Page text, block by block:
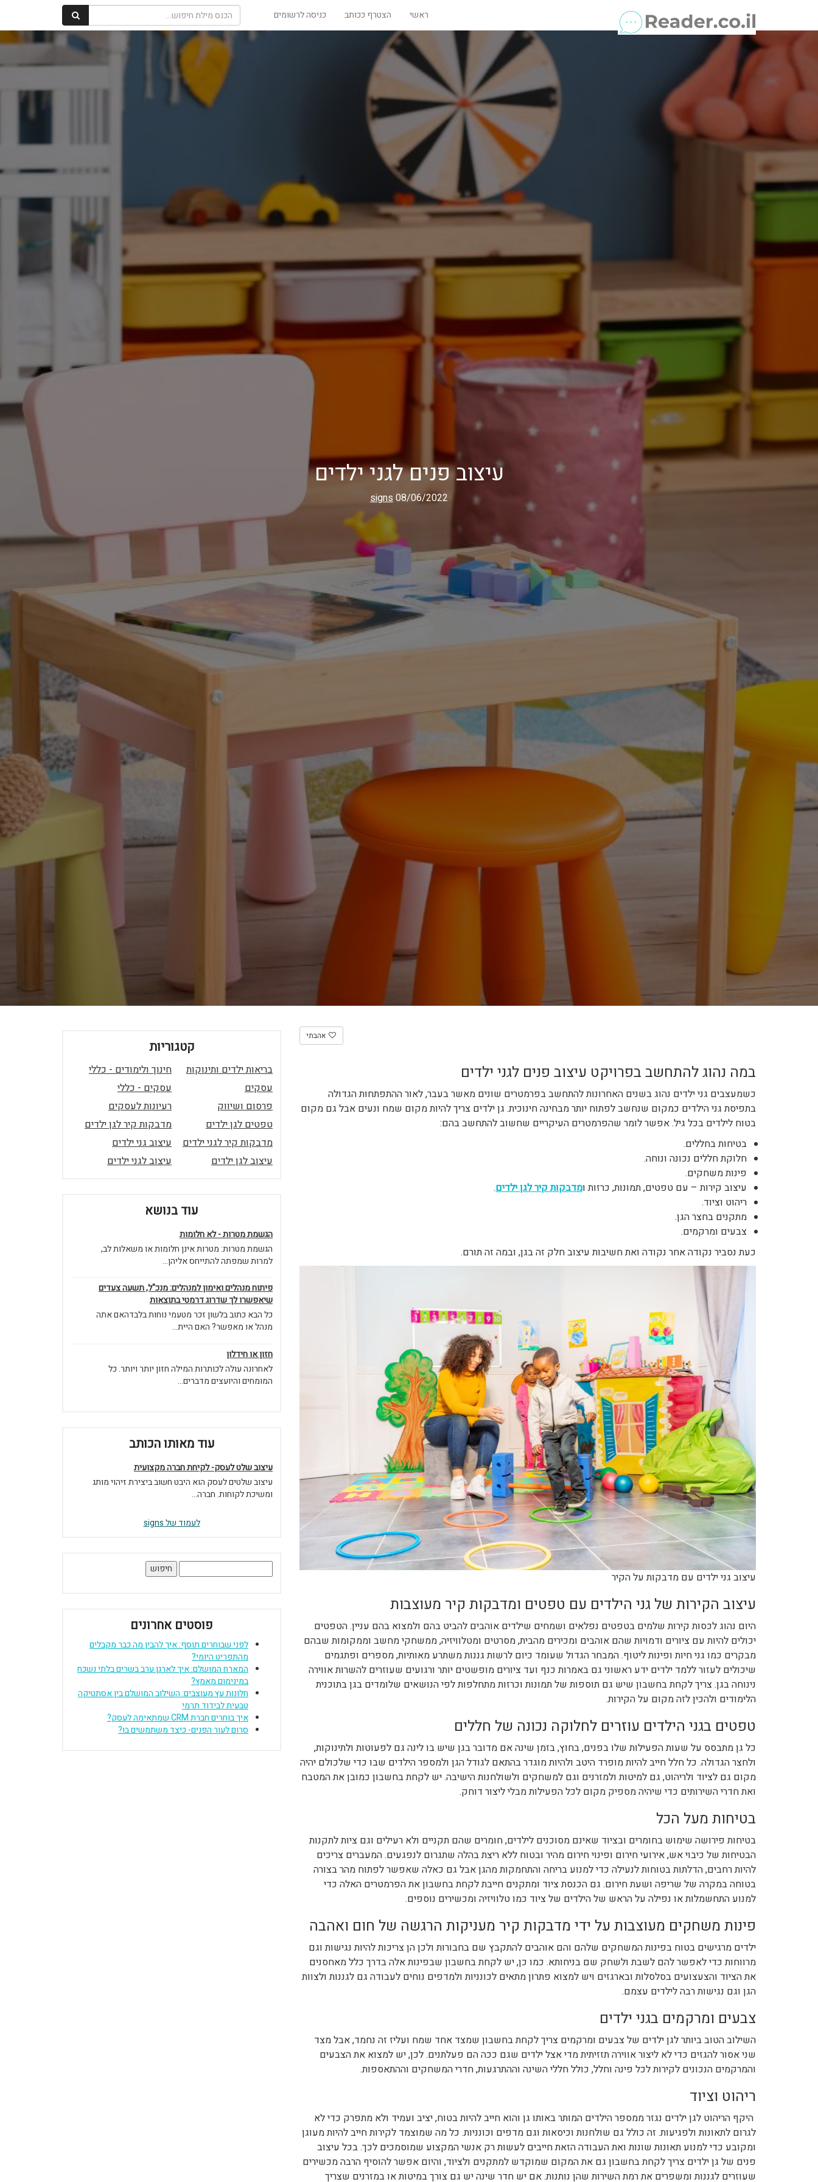
ראשי הצטרף ככותב כניסה לרשומים
עיצוב פנים לגני ילדים
signs08/06/2022
אהבתי
במה נהוג להתחשב בפרויקט עיצוב פנים לגני ילדים
כשמעצבים גני ילדים נהוג בשנים האחרונות להתחשב בפרמטרים שונים מאשר בעבר, לאור ההתפתחות הגדולה
בתפיסת גני הילדים כמקום שנחשב לפתוח יותר מבחינה חינוכית. גן ילדים צריך להיות מקום שמח ונעים אבל גם מקום
בטוח לילדים בכל גיל. אפשר לומר שהפרמטרים העיקריים שחשוב להתחשב בהם:
בטיחות בחללים.
חלוקת חללים נכונה ונוחה.
פינות משחקים.
עיצוב קירות – עם טפטים, תמונות, כרזות ומדבקות קיר לגן ילדים.
ריהוט וציוד.
מתקנים בחצר הגן.
צבעים ומרקמים.
כעת נסביר נקודה אחר נקודה ואת חשיבות עיצוב חלק זה בגן, ובמה זה תורם.
עיצוב גני ילדים עם מדבקות על הקיר
עיצוב הקירות של גני הילדים עם טפטים ומדבקות קיר מעוצבות
היום נהוג לכסות קירות שלמים בטפטים נפלאים ושמחים שילדים אוהבים להביט בהם ולמצוא בהם עניין. הטפטים
יכולים להיות עם ציורים ודמויות שהם אוהבים ומכירים מהבית, מסרטים ומטלוויזיה, ממשחקי מחשב וממקומות שבהם
מבקרים כמו גני חיות ופינות ליטוף. המבחר הגדול שעומד כיום לרשות גננות משתרע מאותיות, מספרים ופתגמים
שיכולים לעזור ללמד ילדים ידע ראשוני גם באמרות כנף ועד ציורים מופשטים יותר ורגועים שעוזרים להשרות אווירה
נינוחה בגן. צריך לקחת בחשבון שיש גם תוספות של תמונות וכרזות מתחלפות לפי הנושאים שלומדים בגן בתוכנית
הלימודים ולהכין לזה מקום על הקירות.
טפטים בגני הילדים עוזרים לחלוקה נכונה של חללים
כל גן מתבסס על שעות הפעילות שלו בפנים, בחוץ, בזמן שינה אם מדובר בגן שיש בו לינה גם לפעוטות ולתינוקות,
ולחצר הגדולה. כל חלל חייב להיות מופרד היטב ולהיות מוגדר בהתאם לגודל הגן ולמספר הילדים שבו כדי שלכולם יהיה
מקום גם לציוד ולריהוט, גם למיטות ולמזרנים וגם למשחקים ולשולחנות הישיבה. יש לקחת בחשבון כמובן את המטבח
ואת חדרי השירותים כדי שיהיה מספיק מקום לכל הפעילות מבלי ליצור דוחק.
בטיחות מעל הכל
בטיחות פירושה שימוש בחומרים ובציוד שאינם מסוכנים לילדים, חומרים שהם תקניים ולא רעילים וגם ציות לתקנות
הבטיחות של כיבוי אש, אירועי חירום ופינוי חירום מהיר ובטוח ללא ריצת בהלה שתגרום לנפגעים. המעברים צריכים
להיות רחבים, הדלתות בטוחות לנעילה כדי למנוע בריחה והתחמקות מהגן אבל גם כאלה שאפשר לפתוח מהר בצורה
בטוחה במקרה של שריפה ושעת חירום. גם הכנסת ציוד ומתקנים חייבת לקחת בחשבון את הפרמטרים האלה כדי
למנוע התחשמלות או נפילה על הראש של הילדים של ציוד כמו טלוויזיה ומכשירים נוספים.
פינות משחקים מעוצבות על ידי מדבקות קיר מעניקות הרגשה של חום ואהבה
ילדים מרגישים בטוח בפינות המשחקים שלהם והם אוהבים להתקבץ שם בחבורות ולכן הן צריכות להיות נגישות וגם
מרווחות כדי לאפשר להם לשבת ולשחק שם בניחותא. כמו כן, יש לקחת בחשבון שבפינות אלה בדרך כלל מאחסנים
את הציוד והצעצועים בסלסלות ובארגזים ויש למצוא פתרון מתאים לכונניות ולמדפים נוחים לעבודה גם לגננות ולצוות
הגן וגם נגישות רבה לילדים עצמם.
צבעים ומרקמים בגני ילדים
השילוב הטוב ביותר לגן ילדים של צבעים ומרקמים צריך לקחת בחשבון שמצד אחד שמח ועליז זה נחמד, אבל מצד
שני אסור להגזים כדי לא ליצור אווירה תזזיתית מדי אצל ילדים שגם ככה הם פעלתנים. לכן, יש למצוא את הצבעים
והמרקמים הנכונים לקירות לכל פינה וחלל, כולל חללי השינה וההתרגעות, חדרי המשחקים וההתאספות.
ריהוט וציוד
היקף הריהוט לגן ילדים נגזר ממספר הילדים המותר באותו גן והוא חייב להיות בטוח, יציב ועמיד ולא מתפרק כדי לא
לגרום לתאונות ולפגיעות. זה כולל גם שולחנות וכיסאות וגם מדפים וכונניות. כל מה שמוצמד לקירות חייב להיות מעוגן
ומקובע כדי למנוע תאונות שונות ואת העבודה הזאת חייבים לעשות רק אנשי המקצוע שמוסמכים לכך. בכל עיצוב
פנים של גן ילדים צריך לקחת בחשבון גם את המקום שמוקדש למתקנים ולציוד, והיום אפשר להוסיף הרבה מכשירים
שעוזרים לגננות ומשפרים את רמת השירות שהן נותנות. אם יש חדר שינה יש גם צורך במיטות או במזרנים שצריך
קטגוריות
בריאות ילדים ותינוקות
חינוך ולימודים - כללי
עסקים
עסקים - כללי
פרסום ושיווק
רעיונות לעסקים
טפטים לגן ילדים
מדבקות קיר לגן ילדים
מדבקות קיר לגני ילדים
עיצוב גני ילדים
עיצוב לגן ילדים
עיצוב לגני ילדים
עוד בנושא
הגשמת מטרות - לא חלומות
הגשמת מטרות: מטרות אינן חלומות או משאלות לב,
למרות שמפתה להתייחס אליהן...
פיתוח מנהלים ואימון למנהלים: מנכ"ל, תשעה צעדים
שיאפשרו לך שדרוג דרמטי בתוצאות
כל הבא כתוב בלשון זכר מטעמי נוחות בלבדהאם אתה
מנהל או מאפשר? האם היית...
חזון או חידלון
לאחרונה עולה לכותרות המילה חזון יותר ויותר. כל
המומחים והיועצים מדברים...
עוד מאותו הכותב
עיצוב שלט לעסק- לקיחת חברה מקצועית
עיצוב שלטים לעסק הוא היבט חשוב ביצירת זיהוי מותג
ומשיכת לקוחות. חברה...
לעמוד של signs
פוסטים אחרונים
לפני שבוחרים תוסף: איך להבין מה כבר מקבלים
מהתפריט היומי?
המארח המושלם: איך לארגן ערב בשרים בלתי נשכח
במינימום מאמץ?
חלונות עץ מעוצבים: השילוב המושלם בין אסתטיקה
טבעית לבידוד תרמי
איך בוחרים חברת CRM שמתאימה לעסק?
סרום לעור הפנים- כיצד משתמשים בו?